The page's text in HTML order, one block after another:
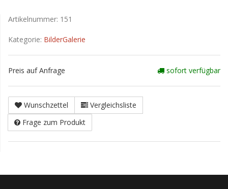
Artikelnummer: 151
Kategorie: BilderGalerie
Preis auf Anfrage sofort verfügbar
Wunschzettel
Vergleichsliste
Frage zum Produkt